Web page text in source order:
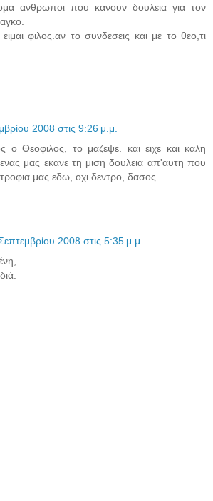
ανθρωποι που κανουν δουλεια για τον
ειμαι φιλος.αν το συνδεσεις και με το θεο,τι
2008 στις 9:26 μ.μ.
ο Θεοφιλος, το μαζεψε. και ειχε και καλη
μας εκανε τη μιση δουλεια απ'αυτη που
μας εδω, οχι δεντρο, δασος....
2008 στις 5:35 μ.μ.